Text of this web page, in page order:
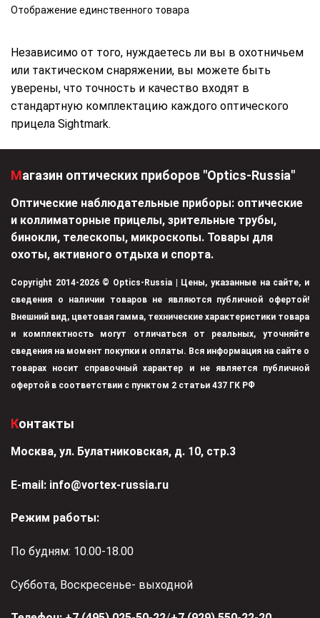
Отображение единственного товара
Независимо от того, нуждаетесь ли вы в охотничьем
или тактическом снаряжении, вы можете быть
уверены, что точность и качество входят в
стандартную комплектацию каждого оптического
прицела Sightmark.
Магазин оптических приборов "Optics-Russia"
Оптические наблюдательные приборы: оптические
и коллиматорные прицелы, зрительные трубы,
бинокли, телескопы, микроскопы. Товары для
охоты, активного отдыха и спорта.
Copyright 2014-2026 © Optics-Russia | Цены, указанные на сайте, и
сведения о наличии товаров не являются публичной офертой!
Внешний вид, цветовая гамма, технические характеристики товара
и комплектность могут отличаться от реальных, уточняйте
сведения на момент покупки и оплаты. Вся информация на сайте о
товарах носит справочный характер и не является публичной
офертой в соответствии с пунктом 2 статьи 437 ГК РФ
Контакты
Москва, ул. Булатниковская, д. 10, стр.3
Е-mail: info@vortex-russia.ru
Режим работы:
По будням: 10.00-18.00
Суббота, Воскресенье- выходной